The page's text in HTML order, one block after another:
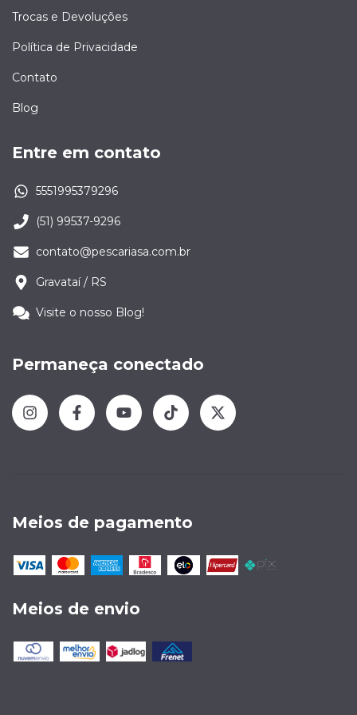
Trocas e Devoluções
Política de Privacidade
Contato
Blog
Entre em contato
5551995379296
(51) 99537-9296
contato@pescariasa.com.br
Gravataí / RS
Visite o nosso Blog!
Permaneça conectado
Meios de pagamento
Meios de envio